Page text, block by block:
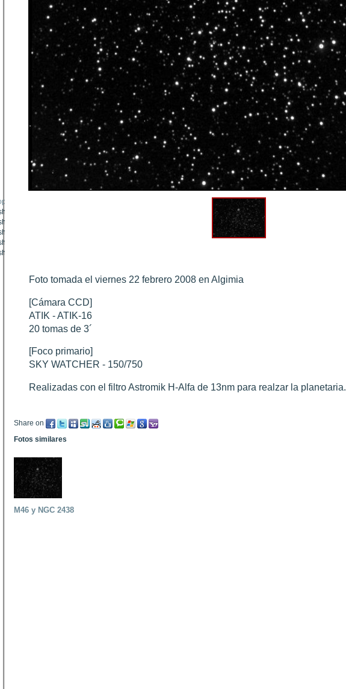
2020
"
"
"
"
"
Foto tomada el viernes 22 febrero 2008 en Algimia
[Cámara CCD]
ATIK - ATIK-16
20 tomas de 3´
[Foco primario]
SKY WATCHER - 150/750
Realizadas con el filtro Astromik H-Alfa de 13nm para realzar la planetaria.
Share on
Fotos similares
M46 y NGC 2438